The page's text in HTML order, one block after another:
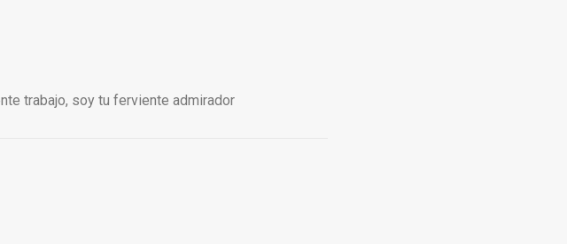
trabajo, soy tu ferviente admirador